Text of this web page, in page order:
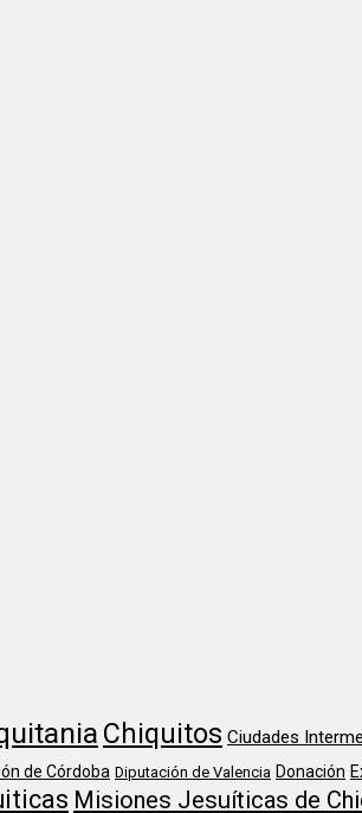
Chiquitos Ciudades
de Córdoba Diputación de Valencia Donación
Misiones Jesuíticas de